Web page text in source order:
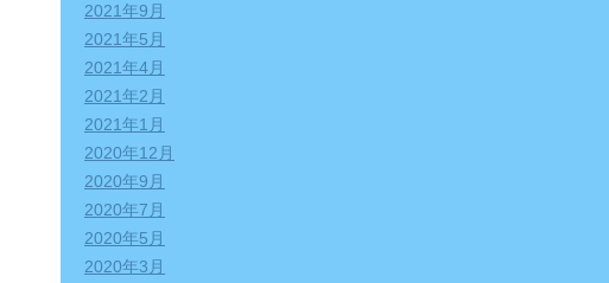
2021年9月
2021年5月
2021年4月
2021年2月
2021年1月
2020年12月
2020年9月
2020年7月
2020年5月
2020年3月